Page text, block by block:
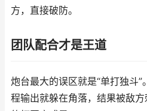
方，直接破防。
团队配合才是王道
炮台最大的误区就是“单打独斗
程输出就躲在角落，结果被敌